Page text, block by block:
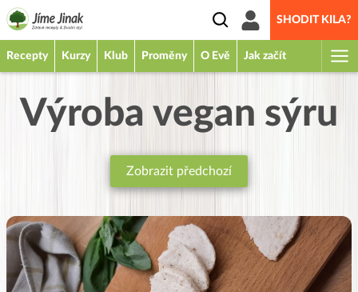
SHODIT KILA?
Recepty Kurzy Klub Proměny O Evě Jak začít
Výroba vegan sýru
Zobrazit předchozí